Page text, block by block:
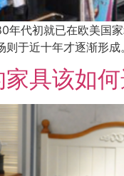
年代初就已在欧美国
于近十年才逐渐形成。
具该如何